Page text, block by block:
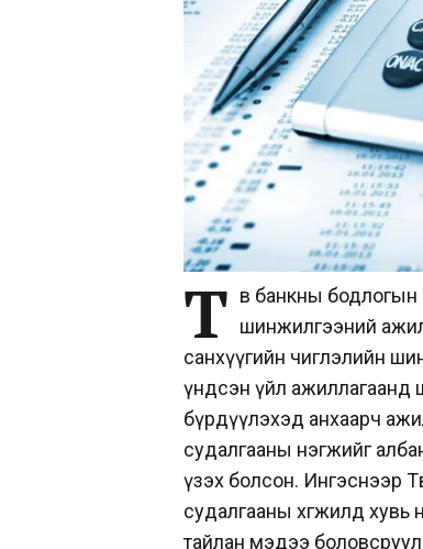
Т өв банкны бодлогын
шинжилгээний
санхүүгийн чиглэлийн
үндсэн үйл ажиллагаанд
бүрдүүлэхэд анхаарч
судалгааны нэгжийг
үзэх болсон. Ингэснээр
судалгааны хөгжилд
тайлан мэдээ